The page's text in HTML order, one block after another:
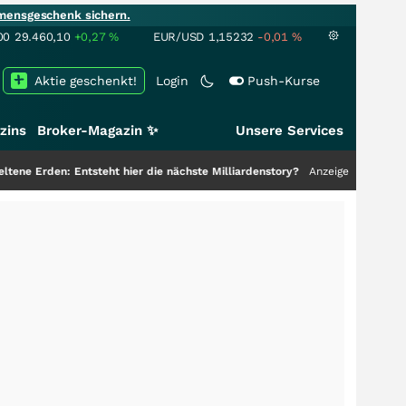
sichern.
29.460,10 +0,27% EUR/USD 1,15232 -0,01 %
Login Push-Kurse
Aktie geschenkt!
Broker-Magazin ✨ Unsere Services
Entsteht hier die nächste Milliardenstory?+++ Anzeige